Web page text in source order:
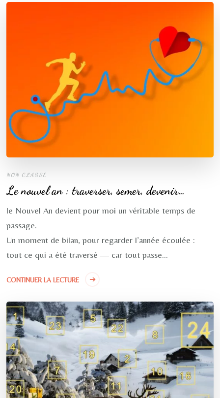
NON CLASSÉ
Le nouvel an : traverser, semer, devenir…
le Nouvel An devient pour moi un véritable temps de
passage.
Un moment de bilan, pour regarder l’année écoulée :
tout ce qui a été traversé — car tout passe…
CONTINUER LA LECTURE